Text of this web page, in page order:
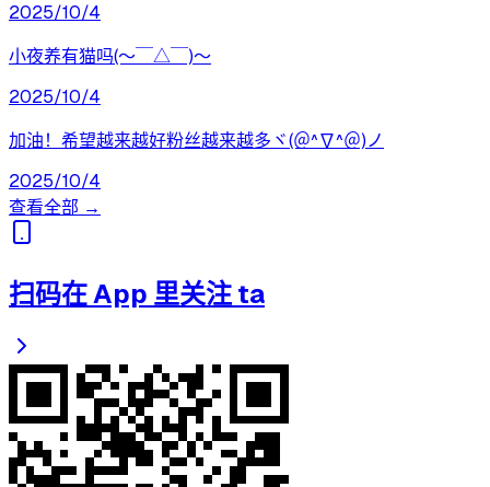
2025/10/4
小夜养有猫吗(〜￣△￣)〜
2025/10/4
加油！希望越来越好粉丝越来越多ヾ(＠^∇^＠)ノ
2025/10/4
查看全部 →
扫码在 App 里关注 ta